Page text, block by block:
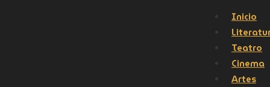
Inicio
Teatro
Cinema
Artes